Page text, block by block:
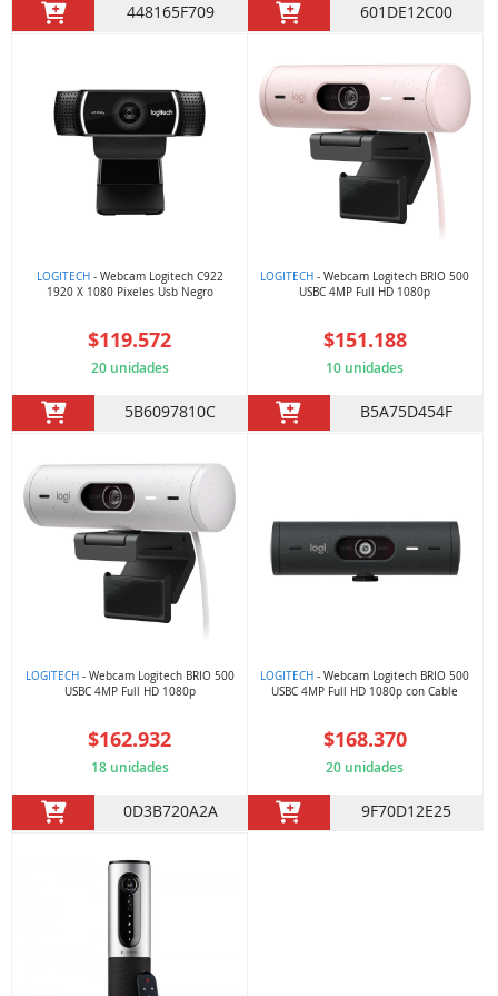
448165F709 601DE12C00
LOGITECH- Webcam Logitech C922
1920 X 1080 Pixeles Usb Negro
$119.572
20 unidades
5B6097810C
LOGITECH - Webcam Logitech BRIO 500
USBC 4MP Full HD 1080p
$151.188
10 unidades
B5A75D454F
LOGITECH- Webcam Logitech BRIO 500
USBC 4MP Full HD 1080p
$162.932
18 unidades
0D3B720A2A
LOGITECH - Webcam Logitech BRIO 500
USBC 4MP Full HD 1080p con Cable
$168.370
20 unidades
9F70D12E25